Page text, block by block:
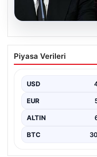
05.08.2026
Ertuğrul
Salah Transferi
Trabzonspor Kulübü
söylentileriyle ilgili…
Piyasa Verileri
USD
EUR
ALTIN
BTC